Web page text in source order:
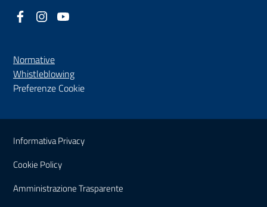
Facebook
(nuova scheda - new tab)
Instagram
(nuova scheda - new tab)
Normative
Whistleblowing(nuova scheda - new tab)
Preferenze Cookie
Sezione Link Utili
Informativa Privacy
Cookie Policy
Amministrazione Trasparente